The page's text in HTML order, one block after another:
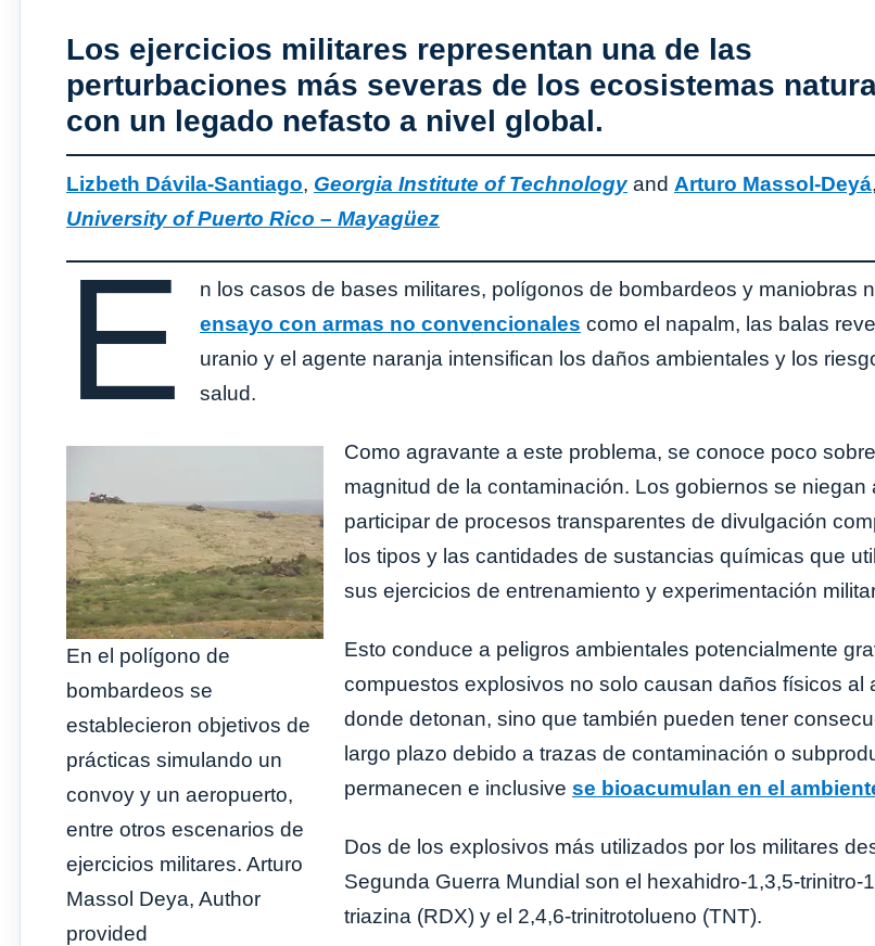
Los ejercicios militares representan una de las
perturbaciones más severas de los ecosistemas
con un legado nefasto a nivel global.
Lizbeth Dávila-Santiago, Georgia Institute of Technologyand Arturo Massol-Deyá,
University of Puerto Rico – Mayagüez
E n los casos de bases militares, polígonos de bombardeos y maniobras
ensayo con armas no convencionales como el napalm, las balas
uranio y el agente naranja intensifican los daños ambientales y los
salud.
En el polígono de
bombardeos se
establecieron objetivos de
prácticas simulando un
convoy y un aeropuerto,
entre otros escenarios de
ejercicios militares. Arturo
Massol Deya, Author
provided
Como agravante a este problema, se conoce poco
magnitud de la contaminación. Los gobiernos se niegan
participar de procesos transparentes de divulgación
los tipos y las cantidades de sustancias químicas que
sus ejercicios de entrenamiento y experimentación
Esto conduce a peligros ambientales potencialmente
compuestos explosivos no solo causan daños físicos al
donde detonan, sino que también pueden tener
largo plazo debido a trazas de contaminación o
permanecen e inclusive se bioacumulan en el
Dos de los explosivos más utilizados por los militares
Segunda Guerra Mundial son el hexahidro-1,3,5-trinitro-
triazina (RDX) y el 2,4,6-trinitrotolueno (TNT).